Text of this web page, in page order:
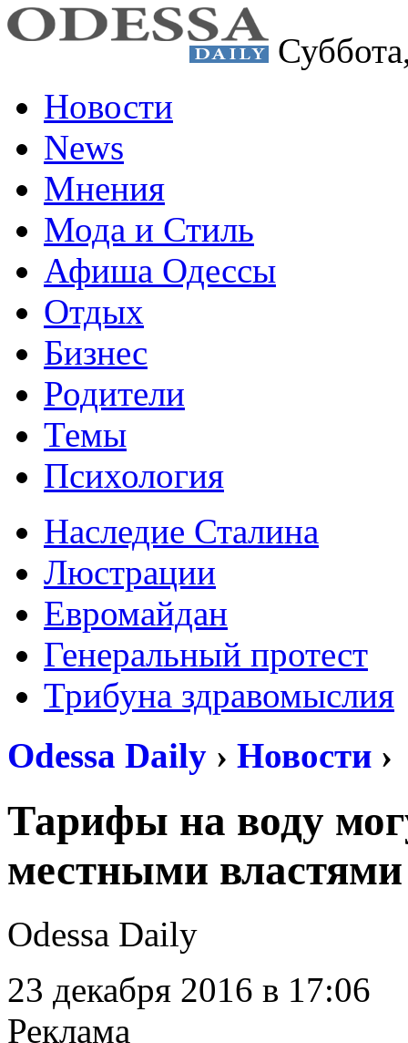
Новости
News
Мнения
Мода и Стиль
Афиша Одессы
Отдых
Бизнес
Родители
Темы
Психология
Наследие Сталина
Люстрации
Евромайдан
Генеральный протест
Трибуна здравомыслия
Odessa Daily › Новости ›
Тарифы на воду
местными
Odessa Daily
23 декабря 2016 в 17:06
Реклама